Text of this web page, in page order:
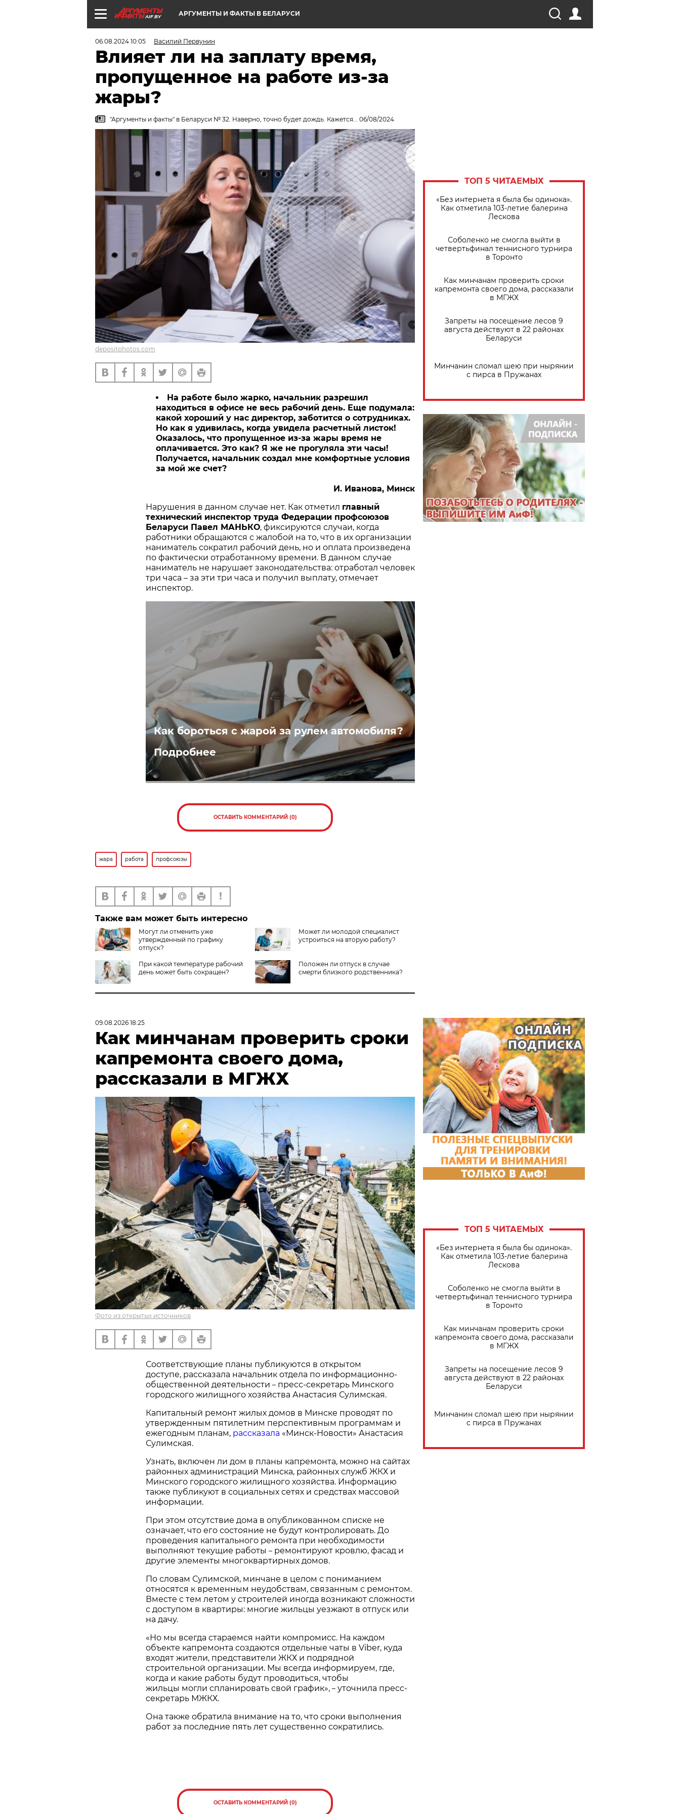
AIF.BY АРГУМЕНТЫ И ФАКТЫ В БЕЛАРУСИ
06.08.2024 10:05 Василий Первунин
Влияет ли на заплату время,
пропущенное на работе из-за
жары?
"Аргументы и факты" в Беларуси № 32. Наверно, точно будет дождь. Кажется... 06/08/2024
depositphotos.com
На работе было жарко, начальник разрешил
находиться в офисе не весь рабочий день. Еще подумала:
какой хороший у нас директор, заботится о сотрудниках.
Но как я удивилась, когда увидела расчетный листок!
Оказалось, что пропущенное из-за жары время не
оплачивается. Это как? Я же не прогуляла эти часы!
Получается, начальник создал мне комфортные условия
за мой же счет?
И. Иванова, Минск
Нарушения в данном случае нет. Как отметил главный
технический инспектор труда Федерации профсоюзов
Беларуси Павел МАНЬКО, фиксируются случаи, когда
работники обращаются с жалобой на то, что в их организации
наниматель сократил рабочий день, но и оплата произведена
по фактически отработанному времени. В данном случае
наниматель не нарушает законодательства: отработал человек
три часа – за эти три часа и получил выплату, отмечает
инспектор.
Как бороться с жарой за рулем автомобиля?
Подробнее
ОСТАВИТЬ КОММЕНТАРИЙ (0)
жара работа профсоюзы
Также вам может быть интересно
Могут ли отменить уже
утвержденный по графику
отпуск?
Может ли молодой специалист
устроиться на вторую работу?
При какой температуре рабочий
день может быть сокращен?
Положен ли отпуск в случае
смерти близкого родственника?
ТОП 5 ЧИТАЕМЫХ
«Без интернета я была бы одинока».
Как отметила 103-летие балерина
Лескова
Соболенко не смогла выйти в
четвертьфинал теннисного турнира
в Торонто
Как минчанам проверить сроки
капремонта своего дома, рассказали
в МГЖХ
Запреты на посещение лесов 9
августа действуют в 22 районах
Беларуси
Минчанин сломал шею при нырянии
с пирса в Пружанах
09.08.2026 18:25
Как минчанам проверить сроки
капремонта своего дома,
рассказали в МГЖХ
Фото из открытых источников
Соответствующие планы публикуются в открытом
доступе, рассказала начальник отдела по информационно-
общественной деятельности – пресс-секретарь Минского
городского жилищного хозяйства Анастасия Сулимская.
Капитальный ремонт жилых домов в Минске проводят по
утвержденным пятилетним перспективным программам и
ежегодным планам, рассказала «Минск-Новости» Анастасия
Сулимская.
Узнать, включен ли дом в планы капремонта, можно на сайтах
районных администраций Минска, районных служб ЖКХ и
Минского городского жилищного хозяйства. Информацию
также публикуют в социальных сетях и средствах массовой
информации.
При этом отсутствие дома в опубликованном списке не
означает, что его состояние не будут контролировать. До
проведения капитального ремонта при необходимости
выполняют текущие работы – ремонтируют кровлю, фасад и
другие элементы многоквартирных домов.
По словам Сулимской, минчане в целом с пониманием
относятся к временным неудобствам, связанным с ремонтом.
Вместе с тем летом у строителей иногда возникают сложности
с доступом в квартиры: многие жильцы уезжают в отпуск или
на дачу.
«Но мы всегда стараемся найти компромисс. На каждом
объекте капремонта создаются отдельные чаты в Viber, куда
входят жители, представители ЖКХ и подрядной
строительной организации. Мы всегда информируем, где,
когда и какие работы будут проводиться, чтобы
жильцы могли спланировать свой график», – уточнила пресс-
секретарь МЖКХ.
Она также обратила внимание на то, что сроки выполнения
работ за последние пять лет существенно сократились.
ОСТАВИТЬ КОММЕНТАРИЙ (0)
ТОП 5 ЧИТАЕМЫХ
«Без интернета я была бы одинока».
Как отметила 103-летие балерина
Лескова
Соболенко не смогла выйти в
четвертьфинал теннисного турнира
в Торонто
Как минчанам проверить сроки
капремонта своего дома, рассказали
в МГЖХ
Запреты на посещение лесов 9
августа действуют в 22 районах
Беларуси
Минчанин сломал шею при нырянии
с пирса в Пружанах